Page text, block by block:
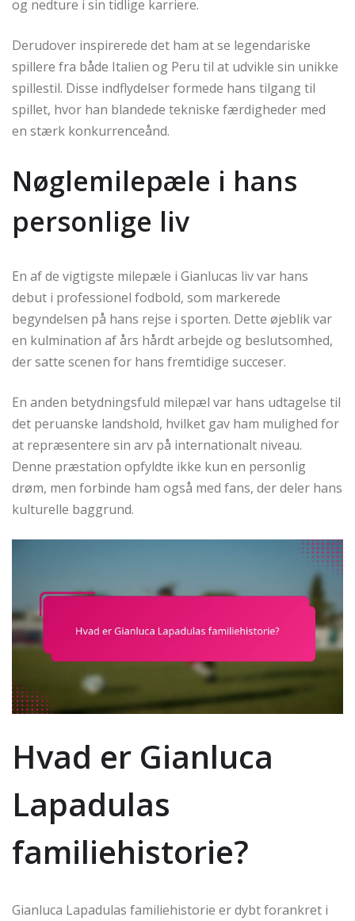
og nedture i sin tidlige karriere.
Derudover inspirerede det ham at se legendariske
spillere fra både Italien og Peru til at udvikle sin unikke
spillestil. Disse indflydelser formede hans tilgang til
spillet, hvor han blandede tekniske færdigheder med
en stærk konkurrenceånd.
Nøglemilepæle i hans
personlige liv
En af de vigtigste milepæle i Gianlucas liv var hans
debut i professionel fodbold, som markerede
begyndelsen på hans rejse i sporten. Dette øjeblik var
en kulmination af års hårdt arbejde og beslutsomhed,
der satte scenen for hans fremtidige succeser.
En anden betydningsfuld milepæl var hans udtagelse til
det peruanske landshold, hvilket gav ham mulighed for
at repræsentere sin arv på internationalt niveau.
Denne præstation opfyldte ikke kun en personlig
drøm, men forbinde ham også med fans, der deler hans
kulturelle baggrund.
Hvad er Gianluca
Lapadulas
familiehistorie?
Gianluca Lapadulas familiehistorie er dybt forankret i